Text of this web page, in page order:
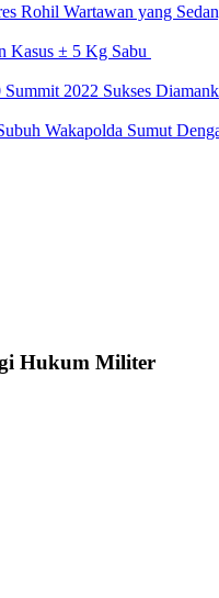
Wartawan yang
Kasus ± 5 Kg Sabu
Summit 2022 Sukses
Wakapolda Sumut
Hukum Militer